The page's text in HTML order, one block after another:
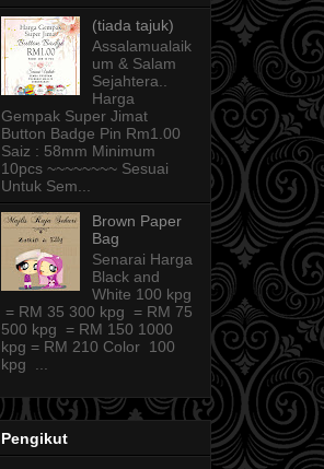
(tiada tajuk)
Assalamualaik
um & Salam
Sejahtera..
Harga
Gempak Super Jimat
Button Badge Pin Rm1.00
Saiz : 58mm Minimum
10pcs ~~~~~~~~ Sesuai
Untuk Sem...
Brown Paper
Bag
Senarai Harga
Black and
White 100 kpg
= RM 35 300 kpg = RM 75
500 kpg = RM 150 1000
kpg = RM 210 Color 100
kpg ...
Pengikut